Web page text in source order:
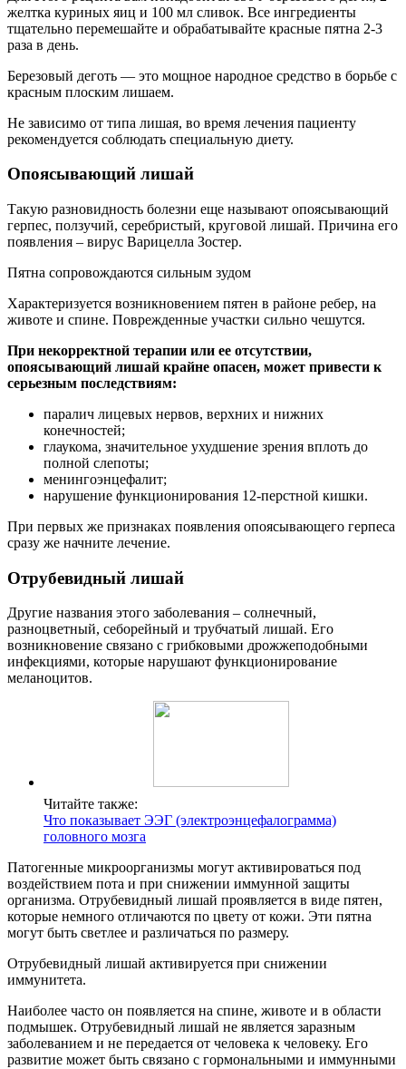
желтка куриных яиц и 100 мл сливок. Все ингредиенты
тщательно перемешайте и обрабатывайте красные пятна 2-3
раза в день.
Березовый деготь — это мощное народное средство в борьбе с
красным плоским лишаем.
Не зависимо от типа лишая, во время лечения пациенту
рекомендуется соблюдать специальную диету.
Опоясывающий лишай
Такую разновидность болезни еще называют опоясывающий
герпес, ползучий, серебристый, круговой лишай. Причина его
появления – вирус Варицелла Зостер.
Пятна сопровождаются сильным зудом
Характеризуется возникновением пятен в районе ребер, на
животе и спине. Поврежденные участки сильно чешутся.
При некорректной терапии или ее отсутствии,
опоясывающий лишай крайне опасен, может привести к
серьезным последствиям:
паралич лицевых нервов, верхних и нижних
конечностей;
глаукома, значительное ухудшение зрения вплоть до
полной слепоты;
менингоэнцефалит;
нарушение функционирования 12-перстной кишки.
При первых же признаках появления опоясывающего герпеса
сразу же начните лечение.
Отрубевидный лишай
Другие названия этого заболевания – солнечный,
разноцветный, себорейный и трубчатый лишай. Его
возникновение связано с грибковыми дрожжеподобными
инфекциями, которые нарушают функционирование
меланоцитов.
Читайте также:
Что показывает ЭЭГ (электроэнцефалограмма)
головного мозга
Патогенные микроорганизмы могут активироваться под
воздействием пота и при снижении иммунной защиты
организма. Отрубевидный лишай проявляется в виде пятен,
которые немного отличаются по цвету от кожи. Эти пятна
могут быть светлее и различаться по размеру.
Отрубевидный лишай активируется при снижении
иммунитета.
Наиболее часто он появляется на спине, животе и в области
подмышек. Отрубевидный лишай не является заразным
заболеванием и не передается от человека к человеку. Его
развитие может быть связано с гормональными и иммунными